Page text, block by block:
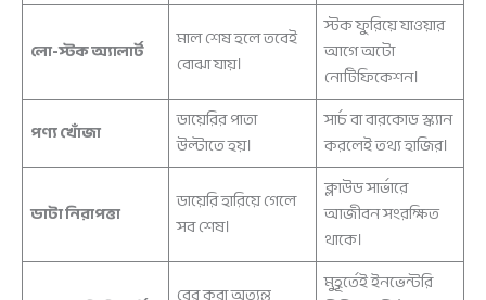
লো-স্টক অ্যালার্ট
মাল শেষ হলে তবেই
বোঝা যায়।
স্টক ফুরিয়ে যাওয়ার
আগে অটো
নোটিফিকেশন।
পণ্য খোঁজা
ডায়েরির পাতা
উল্টাতে হয়।
সার্চ বা বারকোড স্ক্যান
করলেই তথ্য হাজির।
ডাটা নিরাপত্তা
ডায়েরি হারিয়ে গেলে
সব শেষ।
ক্লাউড সার্ভারে
আজীবন সংরক্ষিত
থাকে।
মুহূর্তেই ইনভেন্টরি